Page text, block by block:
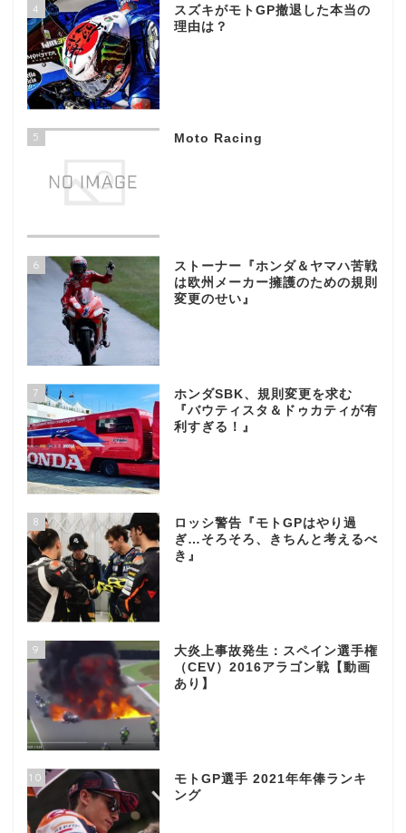
4
スズキがモトGP撤退した本当の
理由は？
5 Moto Racing
6
ストーナー『ホンダ＆ヤマハ苦戦
は欧州メーカー擁護のための規則
変更のせい』
7
ホンダSBK、規則変更を求む
『バウティスタ＆ドゥカティが有
利すぎる！』
8
ロッシ警告『モトGPはやり過
ぎ…そろそろ、きちんと考えるべ
き』
9
大炎上事故発生：スペイン選手権
（CEV）2016アラゴン戦【動画
あり】
10
モトGP選手 2021年年俸ランキ
ング